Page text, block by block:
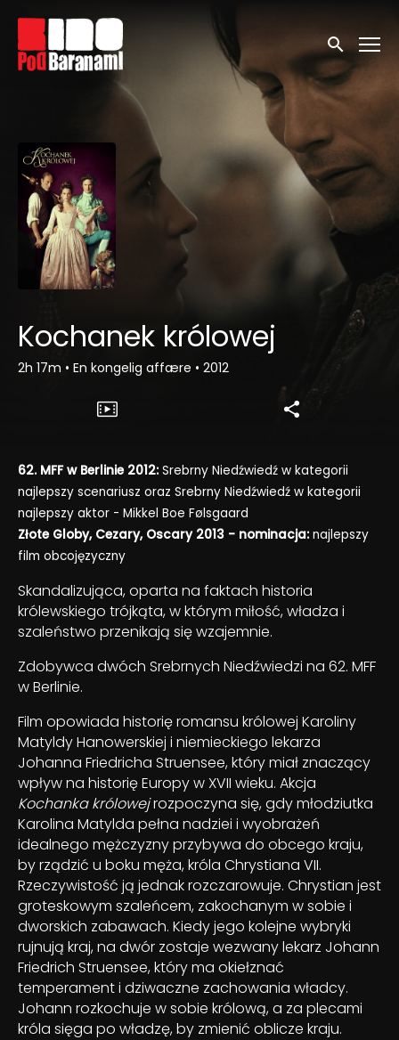
Linki ułatwień dostępu
Wyszukaj
Kochanek królowej
2h 17m • En kongelig affære • 2012
62. MFF w Berlinie 2012: Srebrny Niedźwiedź w kategorii
najlepszy scenariusz oraz Srebrny Niedźwiedź w kategorii
najlepszy aktor - Mikkel Boe Følsgaard
Złote Globy, Cezary, Oscary 2013 - nominacja: najlepszy
film obcojęzyczny
Skandalizująca, oparta na faktach historia
królewskiego trójkąta, w którym miłość, władza i
szaleństwo przenikają się wzajemnie.
Zdobywca dwóch Srebrnych Niedźwiedzi na 62. MFF
w Berlinie.
Film opowiada historię romansu królowej Karoliny
Matyldy Hanowerskiej i niemieckiego lekarza
Johanna Friedricha Struensee, który miał znaczący
wpływ na historię Europy w XVII wieku. Akcja
Kochanka królowejrozpoczyna się, gdy młodziutka
Karolina Matylda pełna nadziei i wyobrażeń
idealnego mężczyzny przybywa do obcego kraju,
by rządzić u boku męża, króla Chrystiana VII.
Rzeczywistość ją jednak rozczarowuje. Chrystian jest
groteskowym szaleńcem, zakochanym w sobie i
dworskich zabawach. Kiedy jego kolejne wybryki
rujnują kraj, na dwór zostaje wezwany lekarz Johann
Friedrich Struensee, który ma okiełznać
temperament i dziwaczne zachowania władcy.
Johann rozkochuje w sobie królową, a za plecami
króla sięga po władzę, by zmienić oblicze kraju.